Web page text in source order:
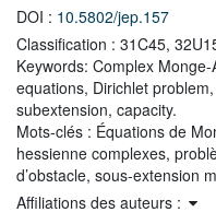
DOI : 10.5802/jep.157
Classification : 31C45,
Keywords: Complex
equations, Dirichlet
subextension, capacity.
Mots-clés : Équations de
hessienne complexes,
d’obstacle, sous-extension
Affiliations des auteurs :